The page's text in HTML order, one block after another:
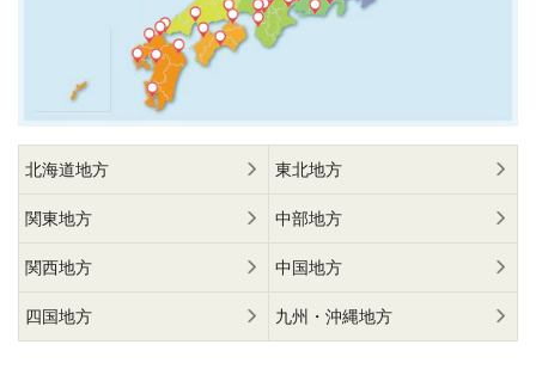
北海道地方 東北地方
関東地方 中部地方
関西地方 中国地方
四国地方 九州・沖縄地方